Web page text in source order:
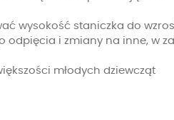
wysokość staniczka do
odpięcia i zmiany na inne, w
młodych dziewcząt